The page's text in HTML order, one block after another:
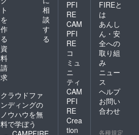
ト
を
作
る
相
談
す
る
資
料
請
求
クラウドファ
ンディングの
ノウハウを無
料で学ぼう
PFI
RE
CAM
PFI
RE
コ
ミュ
ニ
ティ
CAM
PFI
RE
Crea
tion
FIREと
は
あんし
ん・安
全への
取り組
み
ニュー
ス
ヘルプ
お問い
合わせ
各種規定